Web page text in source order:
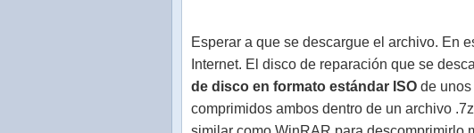
Esperar a que se descargue el archivo. En
Internet. El disco de reparación que se
de disco en formato estándar ISO de unos
comprimidos ambos dentro de un archivo